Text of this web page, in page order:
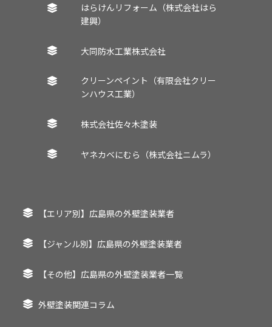
はらけんリフォーム（株式会社はら
建興）
大同防水工業株式会社
クリーンペイント（有限会社クリー
ンハウス工業）
株式会社佐々木塗装
ヤネカベにむら（株式会社ニムラ）
【エリア別】広島県の外壁塗装業者
【ジャンル別】広島県の外壁塗装業者
【その他】広島県の外壁塗装業者一覧
外壁塗装関連コラム